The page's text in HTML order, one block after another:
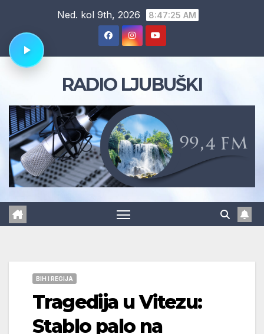
content
Ned. kol 9th, 2026 8:47:26 AM
RADIO LJUBUŠKI
BIH I REGIJA
Tragedija u Vitezu:
Stablo palo na